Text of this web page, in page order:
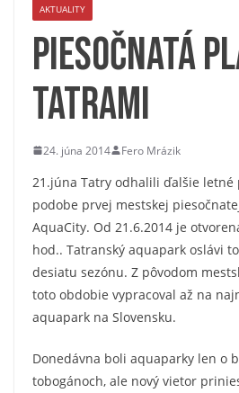
AKTUALITY
Piesočnatá
Tatrami
24. júna 2014 Fero Mrázik
21.júna Tatry odhalili ďalšie letné
podobe prvej mestskej
AquaCity. Od 21.6.2014 je
hod.. Tatranský aquapark oslávi
desiatu sezónu. Z pôvodom
toto obdobie vypracoval až na
aquapark na Slovensku.
Donedávna boli aquaparky len o
tobogánoch, ale nový vietor